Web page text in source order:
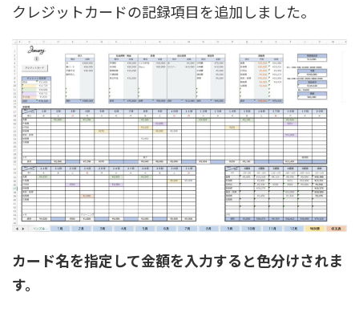
クレジットカードの記録項目を追加しました。
カード名を指定して金額を入力すると色分けされま
す。